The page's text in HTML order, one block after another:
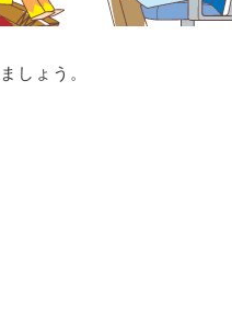
しょう。